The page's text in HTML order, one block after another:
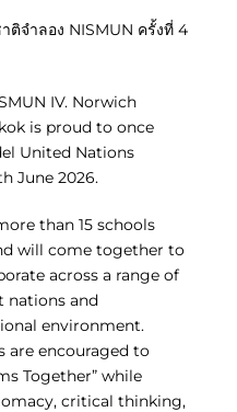
ติจำลอง NISMUN ครั้งที่ 4
IV. Norwich
is proud to once
United Nations
June 2026.
than 15 schools
will come together to
across a range of
nations and
environment.
are encouraged to
Together” while
critical thinking,